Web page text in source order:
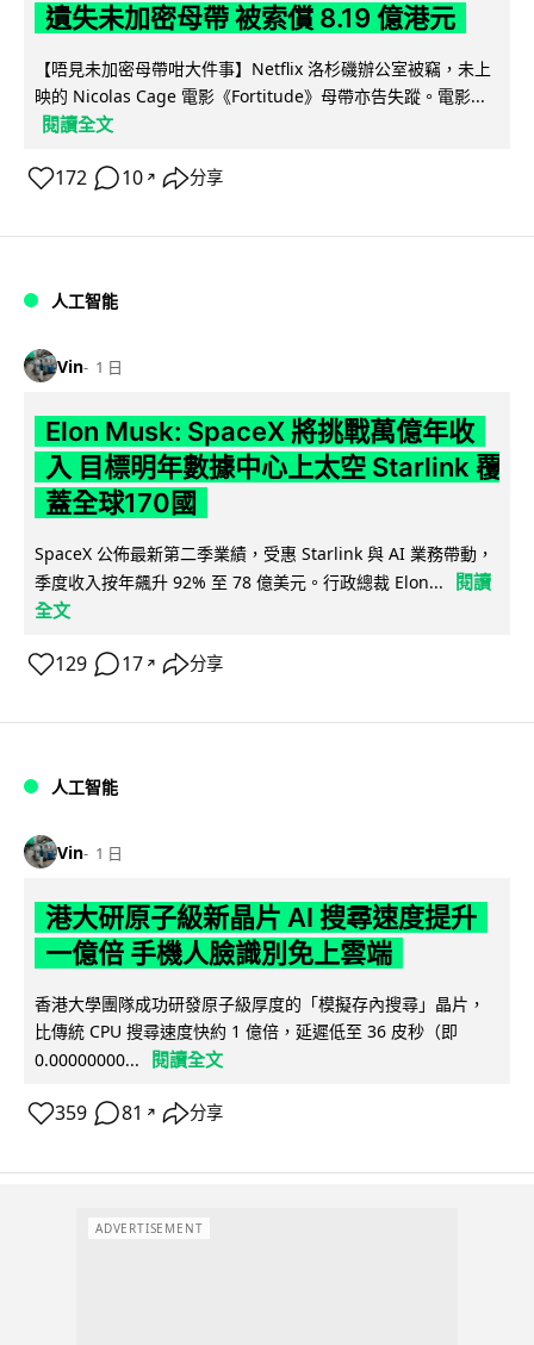
遺失未加密母帶 被索償 8.19 億港元
【唔見未加密母帶咁大件事】Netflix 洛杉磯辦公室被竊，未上
映的 Nicolas Cage 電影《Fortitude》母帶亦告失蹤。電影...
閱讀全文
172 10 ↗ 分享
人工智能
Vin 1 日
Elon Musk: SpaceX 將挑戰萬億年收
入 目標明年數據中心上太空 Starlink 覆
蓋全球170國
SpaceX 公佈最新第二季業績，受惠 Starlink 與 AI 業務帶動，
季度收入按年飆升 92% 至 78 億美元。行政總裁 Elon...
閱讀
全文
129 17 ↗ 分享
人工智能
Vin 1 日
港大研原子級新晶片 AI 搜尋速度提升
一億倍 手機人臉識別免上雲端
香港大學團隊成功研發原子級厚度的「模擬存內搜尋」晶片，
比傳統 CPU 搜尋速度快約 1 億倍，延遲低至 36 皮秒（即
0.00000000...
閱讀全文
359 81 ↗ 分享
ADVERTISEMENT